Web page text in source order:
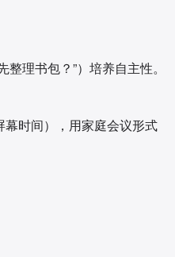
理书包？”）培养自主性。
时间），用家庭会议形式